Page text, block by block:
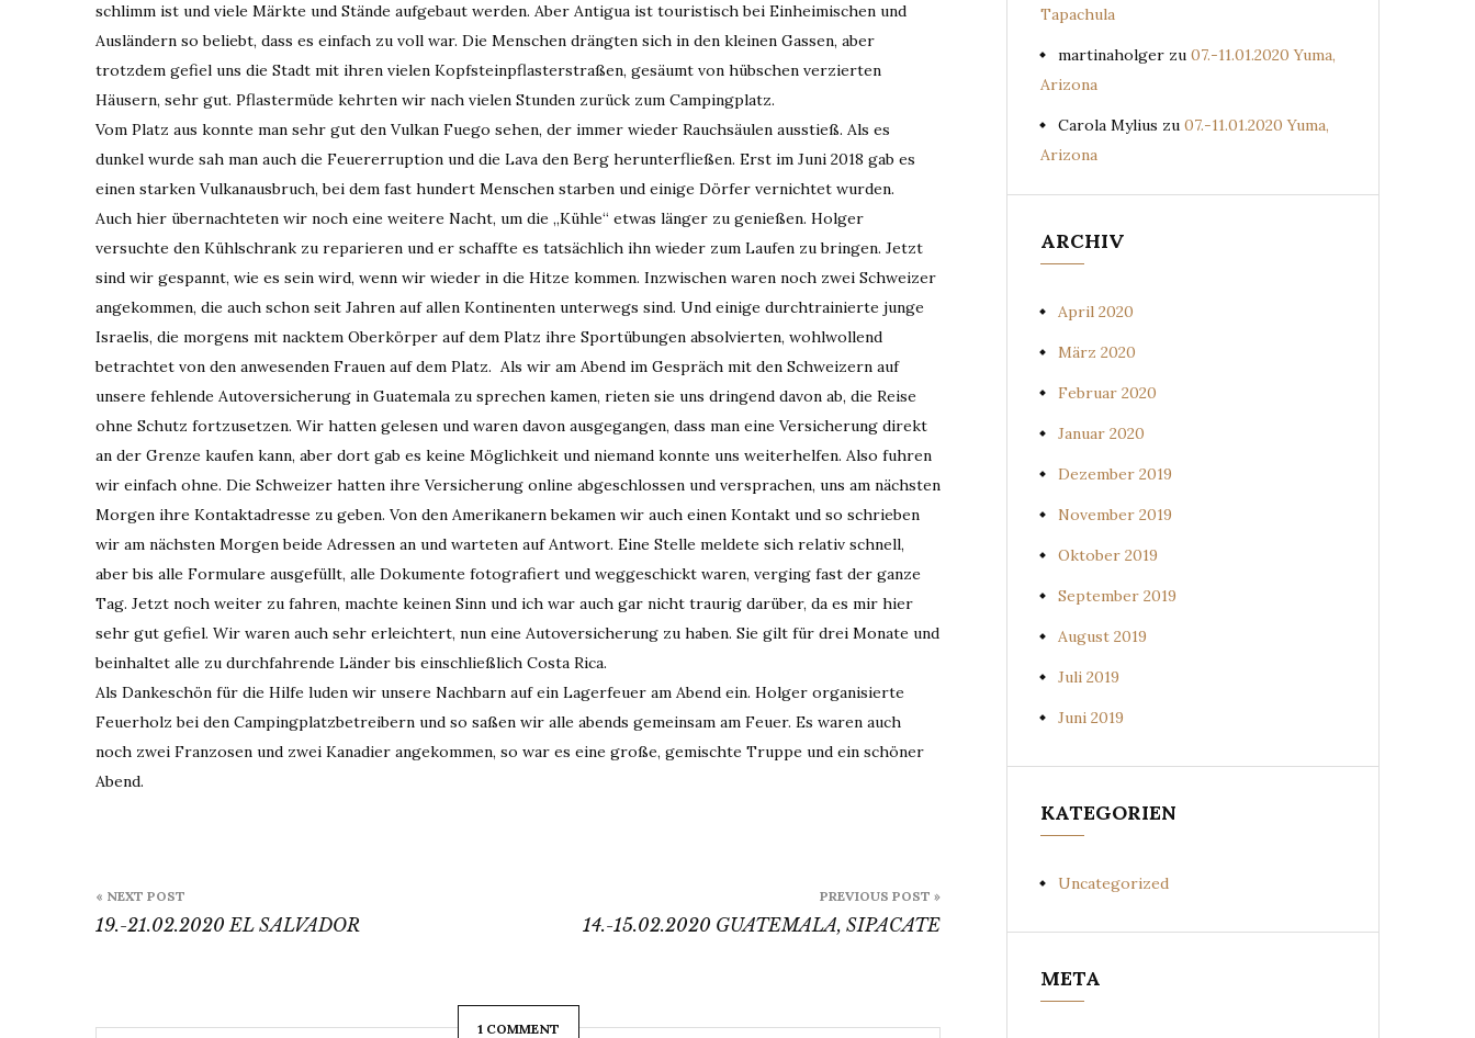
schlimm ist und viele Märkte und Stände aufgebaut werden. Aber Antigua ist touristisch bei Einheimischen und
Ausländern so beliebt, dass es einfach zu voll war. Die Menschen drängten sich in den kleinen Gassen, aber
trotzdem gefiel uns die Stadt mit ihren vielen Kopfsteinpflasterstraßen, gesäumt von hübschen verzierten
Häusern, sehr gut. Pflastermüde kehrten wir nach vielen Stunden zurück zum Campingplatz.
Vom Platz aus konnte man sehr gut den Vulkan Fuego sehen, der immer wieder Rauchsäulen ausstieß. Als es
dunkel wurde sah man auch die Feuererruption und die Lava den Berg herunterfließen. Erst im Juni 2018 gab es
einen starken Vulkanausbruch, bei dem fast hundert Menschen starben und einige Dörfer vernichtet wurden.
Auch hier übernachteten wir noch eine weitere Nacht, um die „Kühle“ etwas länger zu genießen. Holger
versuchte den Kühlschrank zu reparieren und er schaffte es tatsächlich ihn wieder zum Laufen zu bringen. Jetzt
sind wir gespannt, wie es sein wird, wenn wir wieder in die Hitze kommen. Inzwischen waren noch zwei Schweizer
angekommen, die auch schon seit Jahren auf allen Kontinenten unterwegs sind. Und einige durchtrainierte junge
Israelis, die morgens mit nacktem Oberkörper auf dem Platz ihre Sportübungen absolvierten, wohlwollend
betrachtet von den anwesenden Frauen auf dem Platz. Als wir am Abend im Gespräch mit den Schweizern auf
unsere fehlende Autoversicherung in Guatemala zu sprechen kamen, rieten sie uns dringend davon ab, die Reise
ohne Schutz fortzusetzen. Wir hatten gelesen und waren davon ausgegangen, dass man eine Versicherung direkt
an der Grenze kaufen kann, aber dort gab es keine Möglichkeit und niemand konnte uns weiterhelfen. Also fuhren
wir einfach ohne. Die Schweizer hatten ihre Versicherung online abgeschlossen und versprachen, uns am nächsten
Morgen ihre Kontaktadresse zu geben. Von den Amerikanern bekamen wir auch einen Kontakt und so schrieben
wir am nächsten Morgen beide Adressen an und warteten auf Antwort. Eine Stelle meldete sich relativ schnell,
aber bis alle Formulare ausgefüllt, alle Dokumente fotografiert und weggeschickt waren, verging fast der ganze
Tag. Jetzt noch weiter zu fahren, machte keinen Sinn und ich war auch gar nicht traurig darüber, da es mir hier
sehr gut gefiel. Wir waren auch sehr erleichtert, nun eine Autoversicherung zu haben. Sie gilt für drei Monate und
beinhaltet alle zu durchfahrende Länder bis einschließlich Costa Rica.
Als Dankeschön für die Hilfe luden wir unsere Nachbarn auf ein Lagerfeuer am Abend ein. Holger organisierte
Feuerholz bei den Campingplatzbetreibern und so saßen wir alle abends gemeinsam am Feuer. Es waren auch
noch zwei Franzosen und zwei Kanadier angekommen, so war es eine große, gemischte Truppe und ein schöner
Abend.
PREVIOUS POST »
14.-15.02.2020 GUATEMALA, SIPACATE
« NEXT POST
19.-21.02.2020 EL SALVADOR
1 COMMENT
Tapachula
martinaholger zu 07.-11.01.2020 Yuma,
Arizona
Carola Mylius zu 07.-11.01.2020 Yuma,
Arizona
ARCHIV
April 2020
März 2020
Februar 2020
Januar 2020
Dezember 2019
November 2019
Oktober 2019
September 2019
August 2019
Juli 2019
Juni 2019
KATEGORIEN
Uncategorized
META